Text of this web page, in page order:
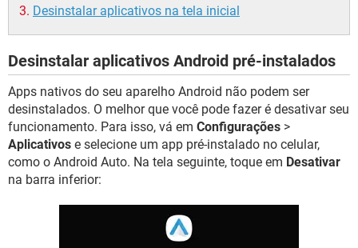
Desinstalar aplicativos na tela inicial
Desinstalar aplicativos Android pré-instalados
Apps nativos do seu aparelho Android não podem ser
desinstalados. O melhor que você pode fazer é desativar seu
funcionamento. Para isso, vá em Configurações >
Aplicativos e selecione um app pré-instalado no celular,
como o Android Auto. Na tela seguinte, toque em Desativar
na barra inferior: